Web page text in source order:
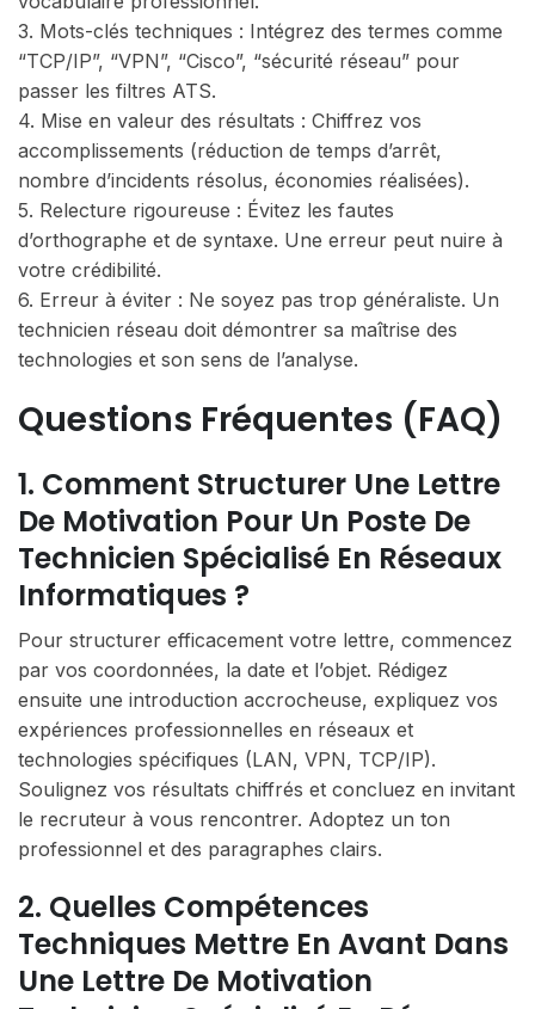
3. Mots-clés techniques : Intégrez des termes comme
“TCP/IP”, “VPN”, “Cisco”, “sécurité réseau” pour
passer les filtres ATS.
4. Mise en valeur des résultats : Chiffrez vos
accomplissements (réduction de temps d’arrêt,
nombre d’incidents résolus, économies réalisées).
5. Relecture rigoureuse : Évitez les fautes
d’orthographe et de syntaxe. Une erreur peut nuire à
votre crédibilité.
6. Erreur à éviter : Ne soyez pas trop généraliste. Un
technicien réseau doit démontrer sa maîtrise des
technologies et son sens de l’analyse.
Questions Fréquentes (FAQ)
1. Comment Structurer Une Lettre
De Motivation Pour Un Poste De
Technicien Spécialisé En Réseaux
Informatiques ?
Pour structurer efficacement votre lettre, commencez
par vos coordonnées, la date et l’objet. Rédigez
ensuite une introduction accrocheuse, expliquez vos
expériences professionnelles en réseaux et
technologies spécifiques (LAN, VPN, TCP/IP).
Soulignez vos résultats chiffrés et concluez en invitant
le recruteur à vous rencontrer. Adoptez un ton
professionnel et des paragraphes clairs.
2. Quelles Compétences
Techniques Mettre En Avant Dans
Une Lettre De Motivation